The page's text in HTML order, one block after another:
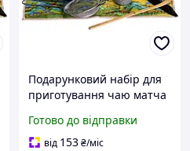
Подарунковий набір для
приготування чаю матча
Готово до відправки
від 153₴/міс